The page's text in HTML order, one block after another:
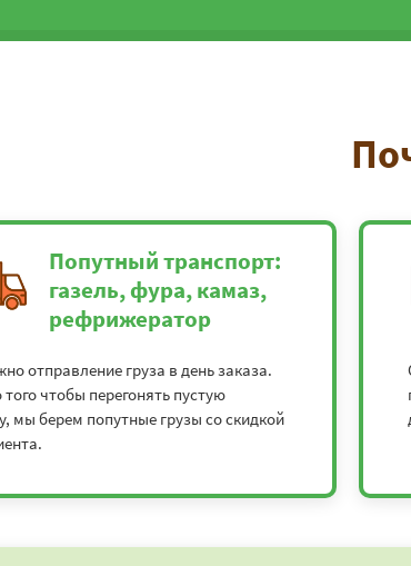
Попутный транспорт:
газель, фура, камаз,
рефрижератор
отправление груза в день заказа.
чтобы перегонять пустую
мы берем попутные грузы со скидкой